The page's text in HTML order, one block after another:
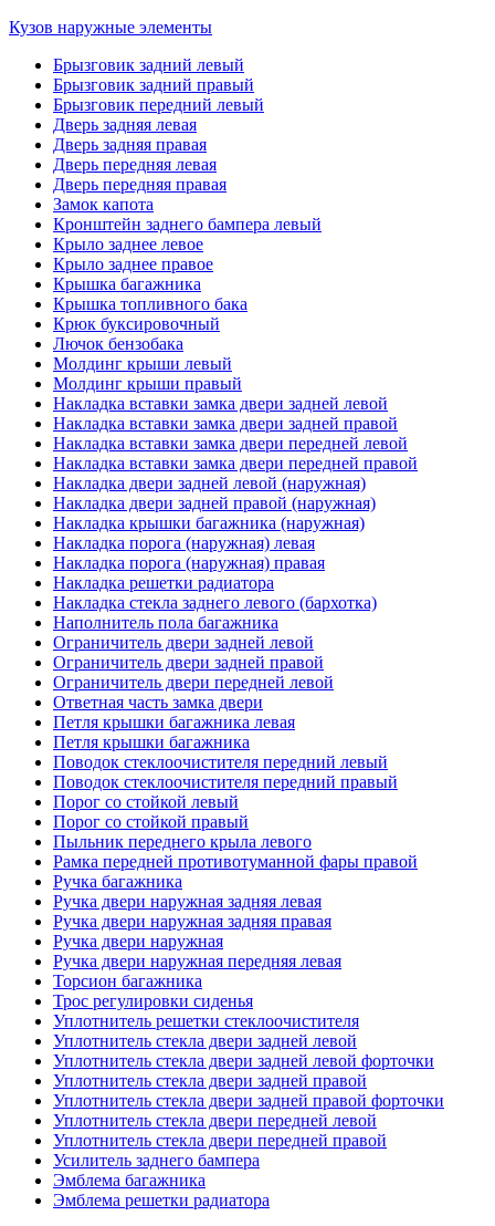
Кузов наружные элементы
Брызговик задний левый
Брызговик задний правый
Брызговик передний левый
Дверь задняя левая
Дверь задняя правая
Дверь передняя левая
Дверь передняя правая
Замок капота
Кронштейн заднего бампера левый
Крыло заднее левое
Крыло заднее правое
Крышка багажника
Крышка топливного бака
Крюк буксировочный
Лючок бензобака
Молдинг крыши левый
Молдинг крыши правый
Накладка вставки замка двери задней левой
Накладка вставки замка двери задней правой
Накладка вставки замка двери передней левой
Накладка вставки замка двери передней правой
Накладка двери задней левой (наружная)
Накладка двери задней правой (наружная)
Накладка крышки багажника (наружная)
Накладка порога (наружная) левая
Накладка порога (наружная) правая
Накладка решетки радиатора
Накладка стекла заднего левого (бархотка)
Наполнитель пола багажника
Ограничитель двери задней левой
Ограничитель двери задней правой
Ограничитель двери передней левой
Ответная часть замка двери
Петля крышки багажника левая
Петля крышки багажника
Поводок стеклоочистителя передний левый
Поводок стеклоочистителя передний правый
Порог со стойкой левый
Порог со стойкой правый
Пыльник переднего крыла левого
Рамка передней противотуманной фары правой
Ручка багажника
Ручка двери наружная задняя левая
Ручка двери наружная задняя правая
Ручка двери наружная
Ручка двери наружная передняя левая
Торсион багажника
Трос регулировки сиденья
Уплотнитель решетки стеклоочистителя
Уплотнитель стекла двери задней левой
Уплотнитель стекла двери задней левой форточки
Уплотнитель стекла двери задней правой
Уплотнитель стекла двери задней правой форточки
Уплотнитель стекла двери передней левой
Уплотнитель стекла двери передней правой
Усилитель заднего бампера
Эмблема багажника
Эмблема решетки радиатора